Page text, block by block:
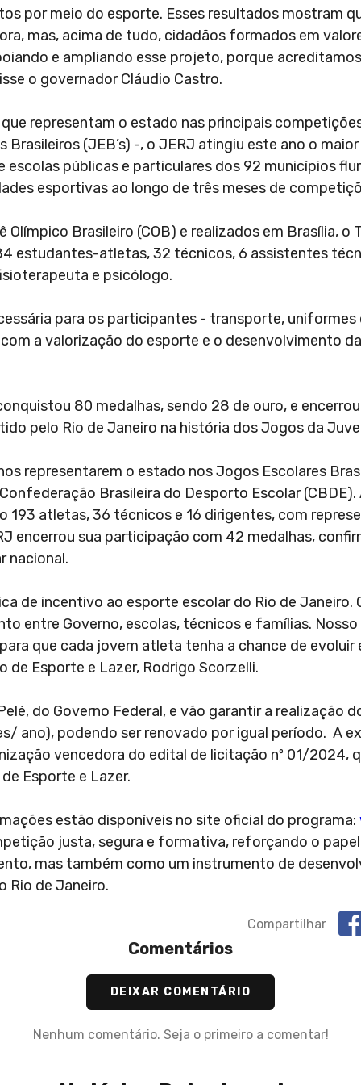
por meio do esporte. Esses resultados mostram
mas, acima de tudo, cidadãos formados em
e ampliando esse projeto, porque
o governador Cláudio Castro.
representam o estado nas principais
(JEB’s) -, o JERJ atingiu este ano o
escolas públicas e particulares dos 92 municípios
esportivas ao longo de três meses de
Brasileiro (COB) e realizados em Brasília, o
estudantes-atletas, 32 técnicos, 6 assistentes
e psicólogo.
para os participantes - transporte, uniformes
a valorização do esporte e o desenvolvimento
80 medalhas, sendo 28 de ouro, e
pelo Rio de Janeiro na história dos Jogos da
representarem o estado nos Jogos Escolares
Brasileira do Desporto Escolar
193 atletas, 36 técnicos e 16 dirigentes, com
encerrou sua participação com 42 medalhas,
nacional.
de incentivo ao esporte escolar do Rio de Janeiro.
entre Governo, escolas, técnicos e famílias.
que cada jovem atleta tenha a chance de evoluir
Esporte e Lazer, Rodrigo Scorzelli.
do Governo Federal, e vão garantir a realização
ano), podendo ser renovado por igual período. A
vencedora do edital de licitação nº 01/2024,
Esporte e Lazer.
estão disponíveis no site oficial do programa:
justa, segura e formativa, reforçando o
mas também como um instrumento de
Rio de Janeiro.
Compartilhar
Comentários
DEIXAR COMENTÁRIO
Nenhum comentário. Seja o primeiro a comentar!